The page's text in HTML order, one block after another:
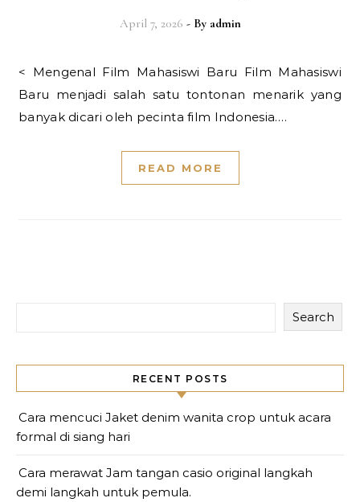
April 7, 2026 - By admin
< Mengenal Film Mahasiswi Baru Film Mahasiswi
Baru menjadi salah satu tontonan menarik yang
banyak dicari oleh pecinta film Indonesia.…
READ MORE
Search
RECENT POSTS
Cara mencuci Jaket denim wanita crop untuk acara
formal di siang hari
Cara merawat Jam tangan casio original langkah
demi langkah untuk pemula.